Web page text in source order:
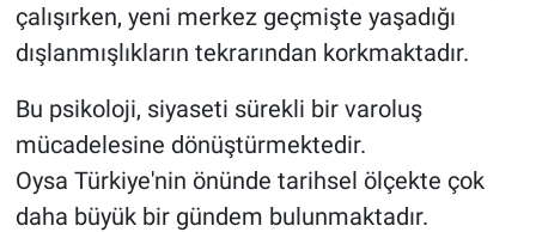
çalışırken, yeni merkez geçmişte yaşadığı
dışlanmışlıkların tekrarından korkmaktadır.
Bu psikoloji, siyaseti sürekli bir varoluş
mücadelesine dönüştürmektedir.
Oysa Türkiye'nin önünde tarihsel ölçekte çok
daha büyük bir gündem bulunmaktadır.